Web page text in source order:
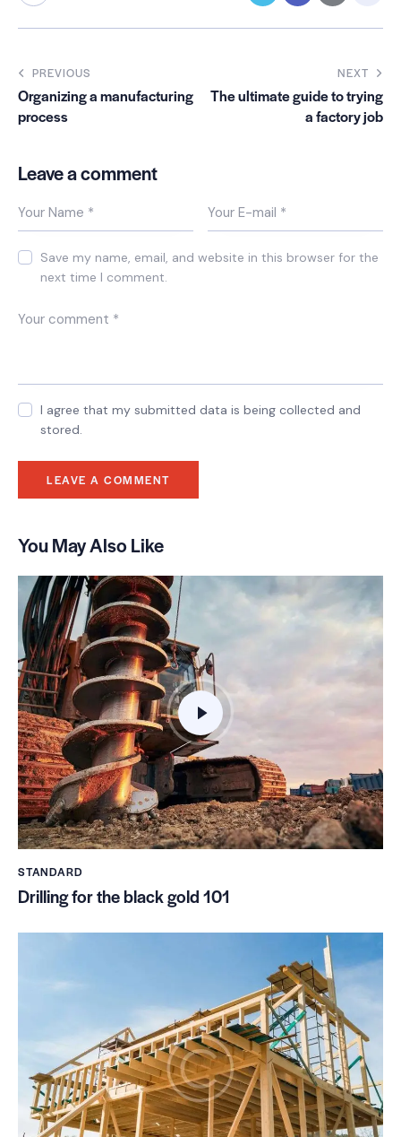
PREVIOUS
Organizing a manufacturing
process
NEXT
The ultimate guide to trying
a factory job
Leave a comment
Save my name, email, and website in this browser for the
next time I comment.
I agree that my submitted data is being collected and
stored.
You May Also Like
STANDARD
Drilling for the black gold 101